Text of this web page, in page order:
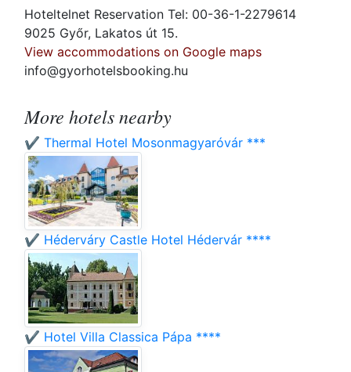
Hoteltelnet Reservation Tel: 00-36-1-2279614
9025 Győr, Lakatos út 15.
View accommodations on Google maps
info@gyorhotelsbooking.hu
More hotels nearby
✔️ Thermal Hotel Mosonmagyaróvár ***
✔️ Héderváry Castle Hotel Hédervár ****
✔️ Hotel Villa Classica Pápa ****